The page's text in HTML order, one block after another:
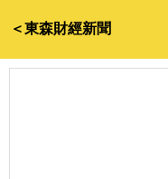
＜東森財經新聞